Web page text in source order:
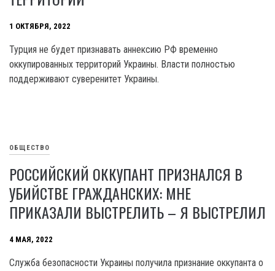
1 ОКТЯБРЯ, 2022
Турция не будет признавать аннексию РФ временно
оккупированных территорий Украины. Власти полностью
поддерживают суверенитет Украины.
ОБЩЕСТВО
РОССИЙСКИЙ ОККУПАНТ ПРИЗНАЛСЯ В
УБИЙСТВЕ ГРАЖДАНСКИХ: МНЕ
ПРИКАЗАЛИ ВЫСТРЕЛИТЬ – Я ВЫСТРЕЛИЛ
4 МАЯ, 2022
Служба безопасности Украины получила признание оккупанта о